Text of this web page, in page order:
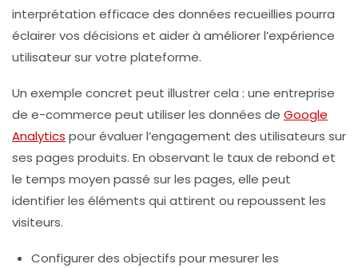
interprétation efficace des données recueillies pourra
éclairer vos décisions et aider à améliorer l’expérience
utilisateur sur votre plateforme.
Un exemple concret peut illustrer cela : une entreprise
de e-commerce peut utiliser les données de Google
Analytics pour évaluer l’engagement des utilisateurs sur
ses pages produits. En observant le taux de rebond et
le temps moyen passé sur les pages, elle peut
identifier les éléments qui attirent ou repoussent les
visiteurs.
Configurer des objectifs pour mesurer les